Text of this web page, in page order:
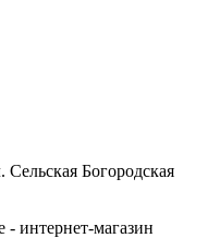
Богородская
интернет-магазин